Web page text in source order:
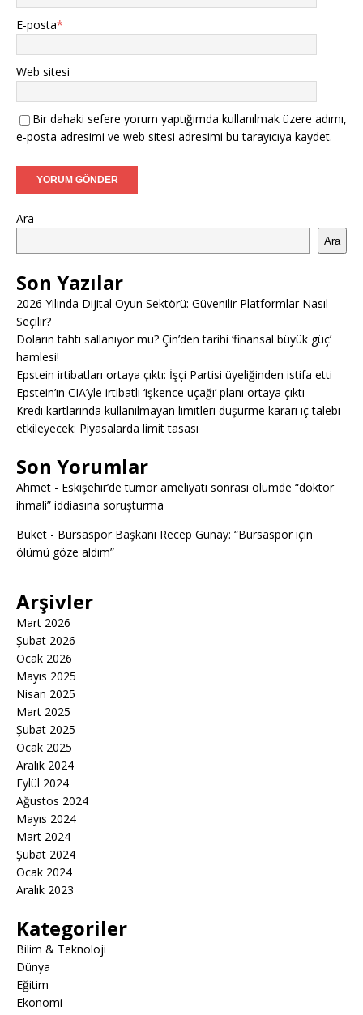
E-posta*
Web sitesi
Bir dahaki sefere yorum yaptığımda kullanılmak üzere adımı,
e-posta adresimi ve web sitesi adresimi bu tarayıcıya kaydet.
Ara
Ara
Son Yazılar
2026 Yılında Dijital Oyun Sektörü: Güvenilir Platformlar Nasıl
Seçilir?
Doların tahtı sallanıyor mu? Çin’den tarihi ‘finansal büyük güç’
hamlesi!
Epstein irtibatları ortaya çıktı: İşçi Partisi üyeliğinden istifa etti
Epstein’ın CIA’yle irtibatlı ‘işkence uçağı’ planı ortaya çıktı
Kredi kartlarında kullanılmayan limitleri düşürme kararı iç talebi
etkileyecek: Piyasalarda limit tasası
Son Yorumlar
Ahmet - Eskişehir’de tümör ameliyatı sonrası ölümde “doktor
ihmali” iddiasına soruşturma
Buket - Bursaspor Başkanı Recep Günay: “Bursaspor için
ölümü göze aldım”
Arşivler
Mart 2026
Şubat 2026
Ocak 2026
Mayıs 2025
Nisan 2025
Mart 2025
Şubat 2025
Ocak 2025
Aralık 2024
Eylül 2024
Ağustos 2024
Mayıs 2024
Mart 2024
Şubat 2024
Ocak 2024
Aralık 2023
Kategoriler
Bilim & Teknoloji
Dünya
Eğitim
Ekonomi